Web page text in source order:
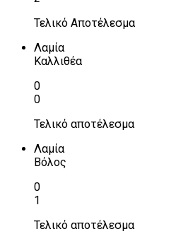
Τελικό Αποτέλεσμα
Λαμία
Καλλιθέα
0
0
Τελικό αποτέλεσμα
Λαμία
Βόλος
0
1
Τελικό αποτέλεσμα